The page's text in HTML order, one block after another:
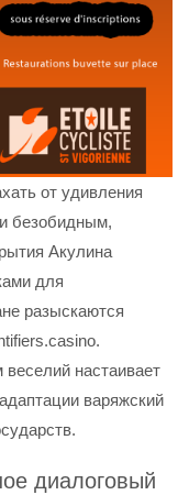
от удивления
безобидным,
Акулина
для
разыскаются
настаивает
варяжский
диалоговый